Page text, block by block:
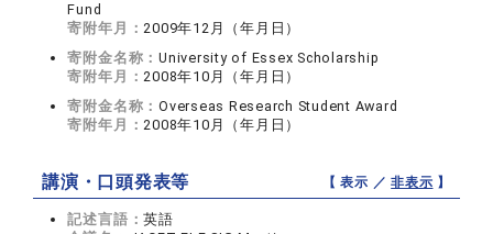
Fund
寄附年月：2009年12月（年月日）
寄附金名称：University of Essex Scholarship
寄附年月：2008年10月（年月日）
寄附金名称：Overseas Research Student Award
寄附年月：2008年10月（年月日）
講演・口頭発表等 【 表示 ／非表示 】
記述言語：英語